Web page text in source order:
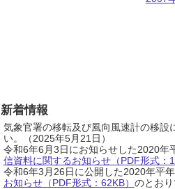
新着情報
気象官署の移転及び風向風速計の移設
い。（2025年5月21日）
令和6年6月3日にお知らせした2020年
信資料に関するお知らせ（PDF形式：
令和6年3月26日に公開した2020年平
お知らせ（PDF形式：62KB） のとおり